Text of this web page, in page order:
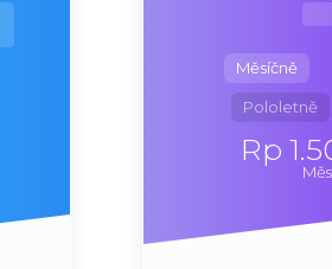
Měsíčně
Pololetně
Rp